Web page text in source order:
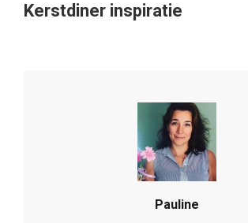
Kerstdiner inspiratie
Pauline